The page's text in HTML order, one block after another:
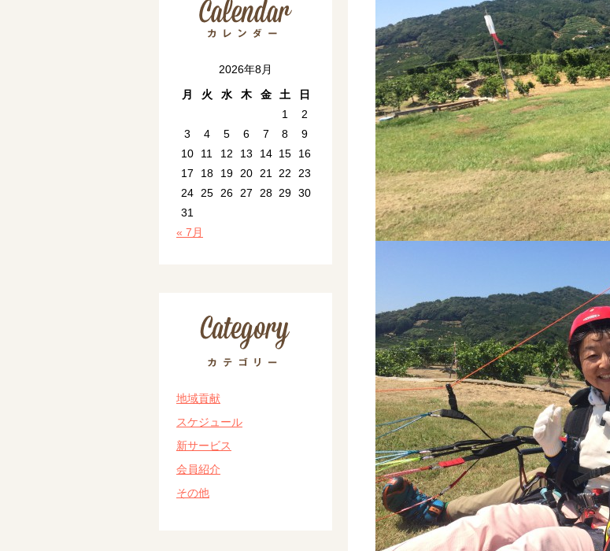
2026年8月
月
火 水 木 金 土
日
1
2
3
4 5 6 7 8
9
10
11 12 13 14 15
16
17
18 19 20 21 22
23
24 25 26 27 28 29 30
31
« 7月
地域貢献
スケジュール
新サービス
会員紹介
その他